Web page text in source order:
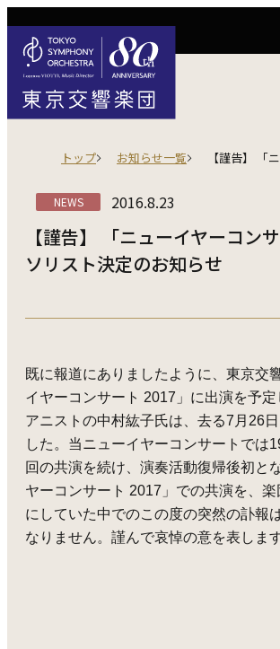
トップ お知らせ一覧 【謹告】 「ニューイヤーコ
NEWS 2016.8.23
【謹告】 「ニューイヤーコン
ソリスト決定のお知らせ
既に報道にありましたように、東京交
イヤーコンサート 2017」に出演を予
アニストの中村紘子氏は、去る7月26
した。当ニューイヤーコンサートでは
回の共演を続け、演奏活動復帰後初と
ヤーコンサート 2017」での共演を、
にしていた中でのこの度の突然の訃報
なりません。謹んで哀悼の意を表します